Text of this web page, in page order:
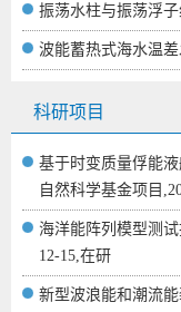
振荡水柱与振荡浮
波能蓄热式海水温
科研项目
基于时变质量俘能
自然科学基金项目
海洋能阵列模型测
12-15,在研
新型波浪能和潮流